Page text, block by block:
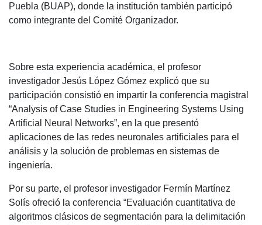
Puebla (BUAP), donde la institución también participó
como integrante del Comité Organizador.
Sobre esta experiencia académica, el profesor
investigador Jesús López Gómez explicó que su
participación consistió en impartir la conferencia magistral
“Analysis of Case Studies in Engineering Systems Using
Artificial Neural Networks”, en la que presentó
aplicaciones de las redes neuronales artificiales para el
análisis y la solución de problemas en sistemas de
ingeniería.
Por su parte, el profesor investigador Fermín Martínez
Solís ofreció la conferencia “Evaluación cuantitativa de
algoritmos clásicos de segmentación para la delimitación